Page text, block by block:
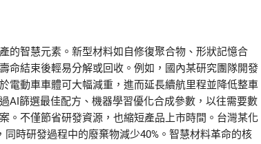
的智慧元素。新型材料如自修復聚合物、形狀記憶合
命結束後輕易分解或回收。例如，國內某研究團隊開發
電動車車體可大幅減重，進而延長續航里程並降低整車
AI篩選最佳配方、機器學習優化合成參數，以往需要數
。不僅節省研發資源，也縮短產品上市時間。台灣某化
時研發過程中的廢棄物減少40%。智慧材料革命的核